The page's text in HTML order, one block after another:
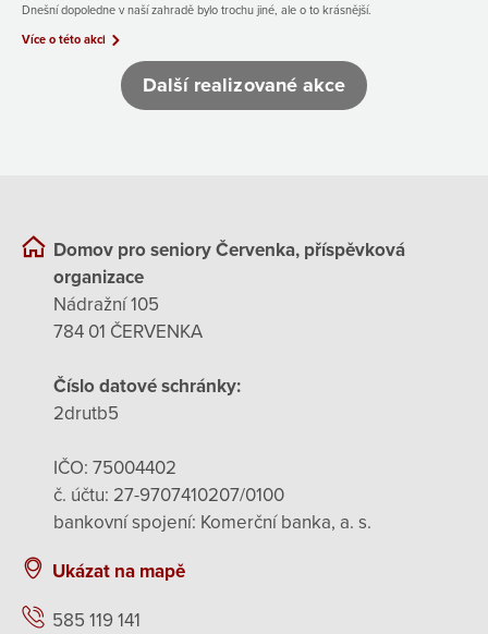
Dnešní dopoledne v naší zahradě bylo trochu jiné, ale o to krásnější.
Více o této akci
Další realizované akce
Domov pro seniory Červenka, příspěvková
organizace
Nádražní 105
784 01 ČERVENKA
Číslo datové schránky:
2drutb5
IČO: 75004402
č. účtu: 27-9707410207/0100
bankovní spojení: Komerční banka, a. s.
Ukázat na mapě
585 119 141